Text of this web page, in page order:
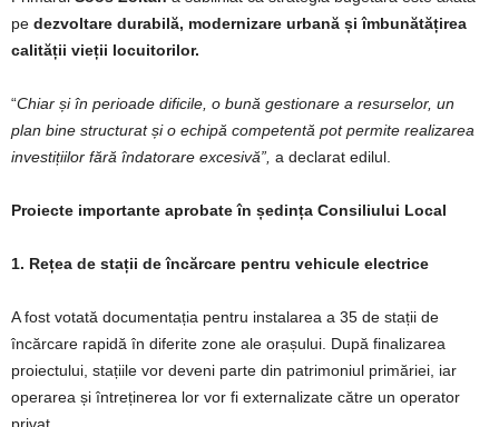
pe dezvoltare durabilă, modernizare urbană și îmbunătățirea
calității vieții locuitorilor.
“Chiar și în perioade dificile, o bună gestionare a resurselor, un
plan bine structurat și o echipă competentă pot permite realizarea
investițiilor fără îndatorare excesivă”, a declarat edilul.
Proiecte importante aprobate în ședința Consiliului Local
1. Rețea de stații de încărcare pentru vehicule electrice
A fost votată documentația pentru instalarea a 35 de stații de
încărcare rapidă în diferite zone ale orașului. După finalizarea
proiectului, stațiile vor deveni parte din patrimoniul primăriei, iar
operarea și întreținerea lor vor fi externalizate către un operator